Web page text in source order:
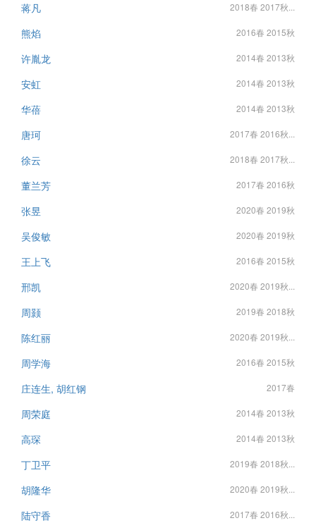
蒋凡 2018春 2017秋...
熊焰 2016春 2015秋
许胤龙 2014春 2013秋
安虹 2014春 2013秋
华蓓 2014春 2013秋
唐珂 2017春 2016秋...
徐云 2018春 2017秋...
董兰芳 2017春 2016秋
张昱 2020春 2019秋
吴俊敏 2020春 2019秋
王上飞 2016春 2015秋
邢凯 2020春 2019秋...
周颢 2019春 2018秋
陈红丽 2020春 2019秋...
周学海 2016春 2015秋
庄连生, 胡红钢 2017春
周荣庭 2014春 2013秋
高琛 2014春 2013秋
丁卫平 2019春 2018秋...
胡隆华 2020春 2019秋...
陆守香 2017春 2016秋...